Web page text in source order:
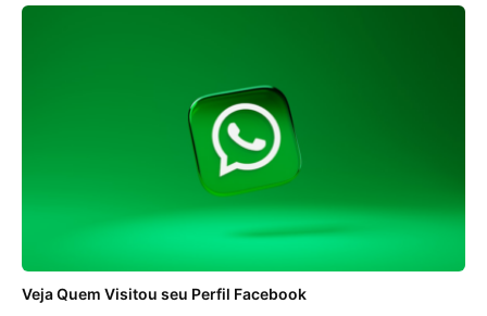
Veja Quem Visitou seu Perfil Facebook